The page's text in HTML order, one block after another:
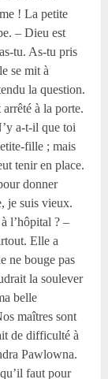
! La petite
– Dieu est
tu. As-tu pris
se mit à
la question.
à la porte.
a-t-il que toi
fille ; mais
tenir en place.
donner
je suis vieux.
l’hôpital ? –
Elle a
ne bouge pas
la soulever
belle
maîtres sont
de difficulté à
Pawlowna.
faut pour